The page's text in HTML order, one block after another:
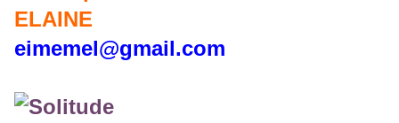
ELAINE
eimemel@gmail.com